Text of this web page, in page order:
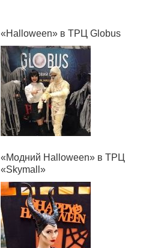
«Halloween» в ТРЦ Globus
«Модний Halloween» в ТРЦ
«Skymall»